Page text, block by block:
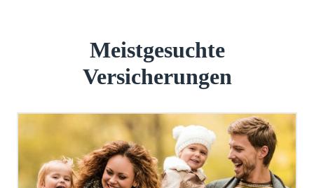
Meistgesuchte
Versicherungen